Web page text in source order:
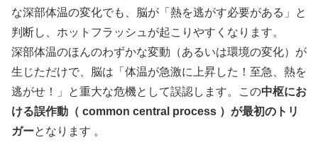
な深部体温の変化でも、脳が「熱を逃がす必要がある」と
判断し、ホットフラッシュが起こりやすくなります。
深部体温のほんのわずかな変動（あるいは環境の変化）が
生じただけで、脳は「体温が急激に上昇した！至急、熱を
逃がせ！」と重大な危機として誤認します。この中枢にお
ける誤作動（ common central process ）が最初のトリ
ガーとなります 。